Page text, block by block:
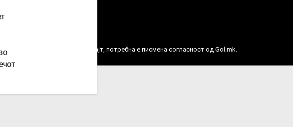
или податоци од овој веб сајт, потребна е писмена согласност од Gol.mk.